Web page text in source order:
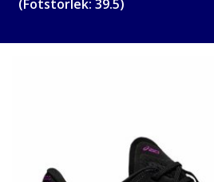
(Fotstorlek: 39.5)